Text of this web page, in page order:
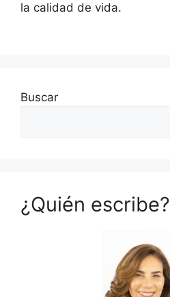
la calidad de vida.
Buscar
¿Quién escribe?